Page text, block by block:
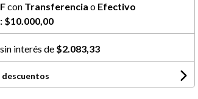
con Transferencia o Efectivo
$10.000,00
interés de $2.083,33
descuentos